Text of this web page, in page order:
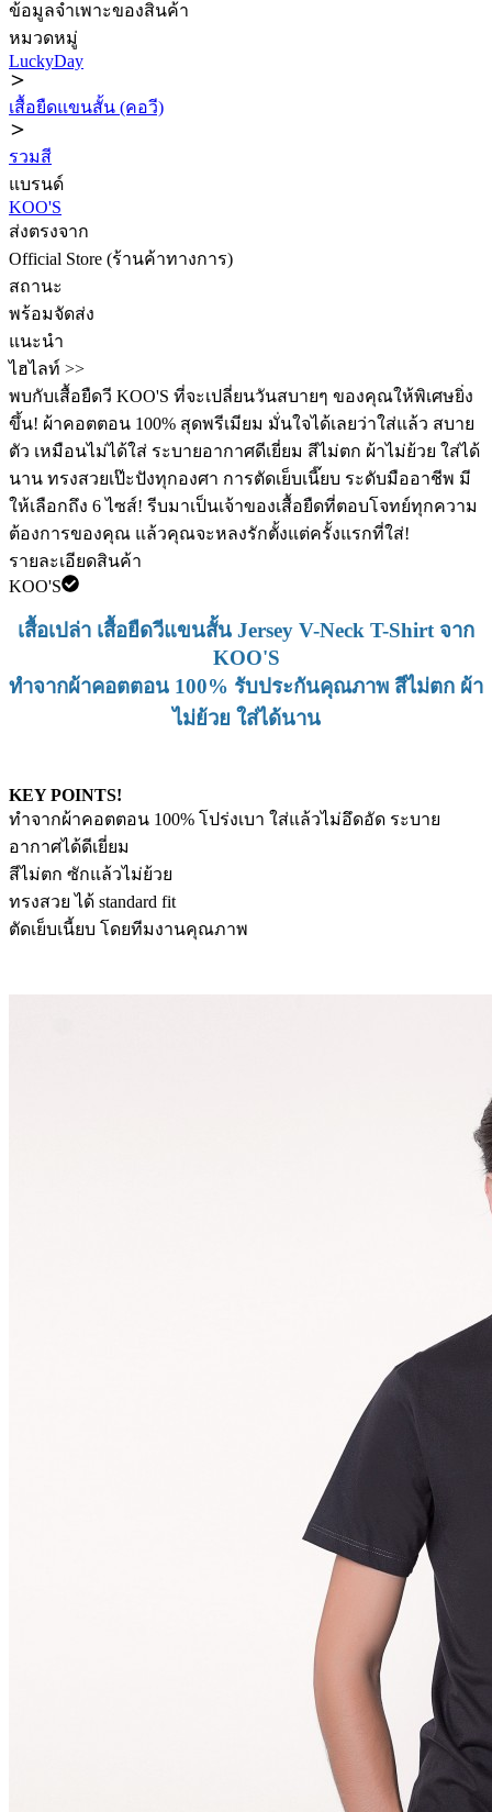
ข้อมูลจำเพาะของสินค้า
หมวดหมู่
LuckyDay
เสื้อยืดแขนสั้น (คอวี)
รวมสี
แบรนด์
KOO'S
ส่งตรงจาก
Official Store (ร้านค้าทางการ)
สถานะ
พร้อมจัดส่ง
แนะนำ
ไฮไลท์ >>
พบกับเสื้อยืดวี KOO'S ที่จะเปลี่ยนวันสบายๆ ของคุณให้พิเศษยิ่ง
ขึ้น! ผ้าคอตตอน 100% สุดพรีเมียม มั่นใจได้เลยว่าใส่แล้ว สบาย
ตัว เหมือนไม่ได้ใส่ ระบายอากาศดีเยี่ยม สีไม่ตก ผ้าไม่ย้วย ใส่ได้
นาน ทรงสวยเป๊ะปังทุกองศา การตัดเย็บเนี๊ยบ ระดับมืออาชีพ มี
ให้เลือกถึง 6 ไซส์! รีบมาเป็นเจ้าของเสื้อยืดที่ตอบโจทย์ทุกความ
ต้องการของคุณ แล้วคุณจะหลงรักตั้งแต่ครั้งแรกที่ใส่! ️
รายละเอียดสินค้า
KOO'S
เสื้อเปล่า เสื้อยืดวีแขนสั้น Jersey V-Neck T-Shirt จาก
KOO'S
ทำจากผ้าคอตตอน 100% รับประกันคุณภาพ สีไม่ตก ผ้า
ไม่ย้วย ใส่ได้นาน
KEY POINTS!
ทำจากผ้าคอตตอน 100% โปร่งเบา ใส่แล้วไม่อึดอัด ระบาย
อากาศได้ดีเยี่ยม
สีไม่ตก ซักแล้วไม่ย้วย
ทรงสวย ได้ standard fit
ตัดเย็บเนี้ยบ โดยทีมงานคุณภาพ